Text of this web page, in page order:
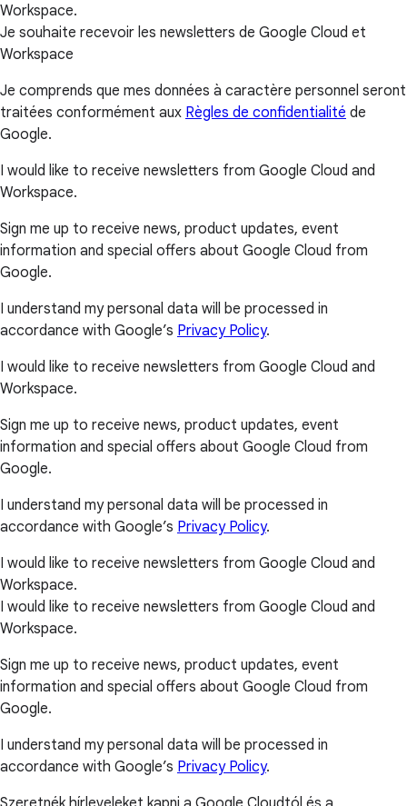
Workspace.
Je souhaite recevoir les newsletters de Google Cloud et
Workspace
Je comprends que mes données à caractère personnel seront
traitées conformément aux Règles de confidentialité de
Google.
I would like to receive newsletters from Google Cloud and
Workspace.
Sign me up to receive news, product updates, event
information and special offers about Google Cloud from
Google.
I understand my personal data will be processed in
accordance with Google’s Privacy Policy.
I would like to receive newsletters from Google Cloud and
Workspace.
Sign me up to receive news, product updates, event
information and special offers about Google Cloud from
Google.
I understand my personal data will be processed in
accordance with Google’s Privacy Policy.
I would like to receive newsletters from Google Cloud and
Workspace.
I would like to receive newsletters from Google Cloud and
Workspace.
Sign me up to receive news, product updates, event
information and special offers about Google Cloud from
Google.
I understand my personal data will be processed in
accordance with Google’s Privacy Policy.